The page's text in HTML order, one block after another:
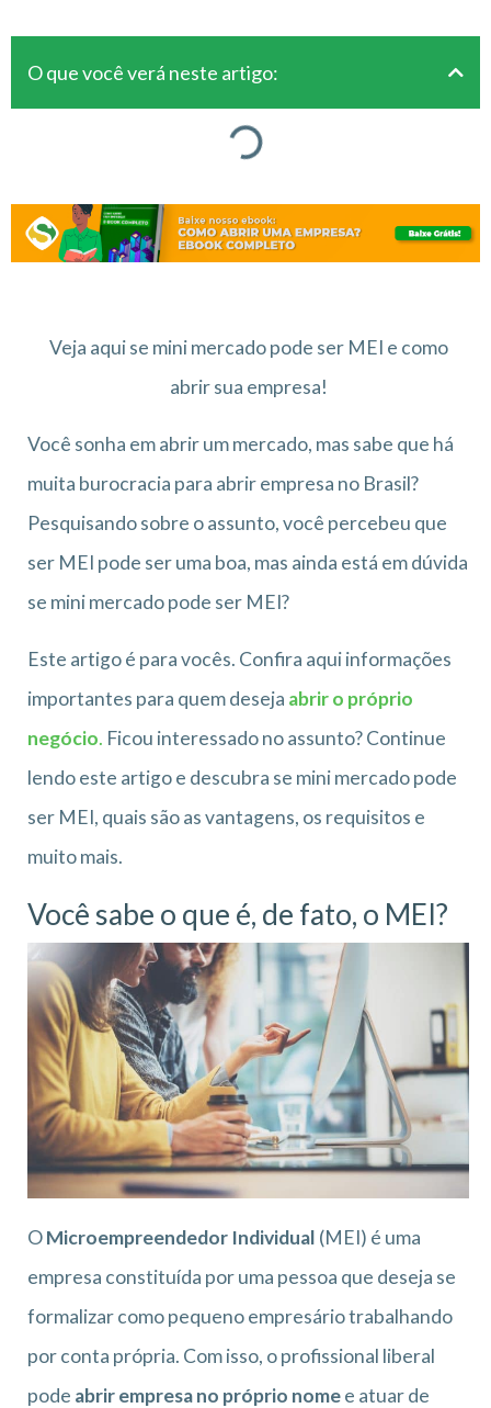
O que você verá neste artigo:
Veja aqui se mini mercado pode ser MEI e como
abrir sua empresa!
Você sonha em abrir um mercado, mas sabe que há
muita burocracia para abrir empresa no Brasil?
Pesquisando sobre o assunto, você percebeu que
ser MEI pode ser uma boa, mas ainda está em dúvida
se mini mercado pode ser MEI?
Este artigo é para vocês. Confira aqui informações
importantes para quem deseja abrir o próprio
negócio. Ficou interessado no assunto? Continue
lendo este artigo e descubra se mini mercado pode
ser MEI, quais são as vantagens, os requisitos e
muito mais.
Você sabe o que é, de fato, o MEI?
OMicroempreendedor Individual (MEI) é uma
empresa constituída por uma pessoa que deseja se
formalizar como pequeno empresário trabalhando
por conta própria. Com isso, o profissional liberal
pode abrir empresa no próprio nomee atuar de